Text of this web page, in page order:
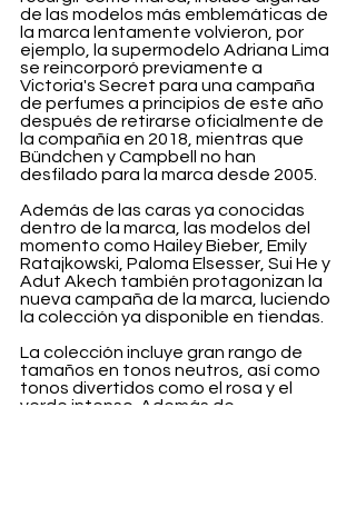
de las modelos más emblemáticas de
la marca lentamente volvieron, por
ejemplo, la supermodelo Adriana Lima
se reincorporó previamente a
Victoria's Secret para una campaña
de perfumes a principios de este año
después de retirarse oficialmente de
la compañía en 2018, mientras que
Bündchen y Campbell no han
desfilado para la marca desde 2005.
Además de las caras ya conocidas
dentro de la marca, las modelos del
momento como Hailey Bieber, Emily
Ratajkowski, Paloma Elsesser, Sui He y
Adut Akech también protagonizan la
nueva campaña de la marca, luciendo
la colección ya disponible en tiendas.
La colección incluye gran rango de
tamaños en tonos neutros, así como
tonos divertidos como el rosa y el
verde intenso. Además de